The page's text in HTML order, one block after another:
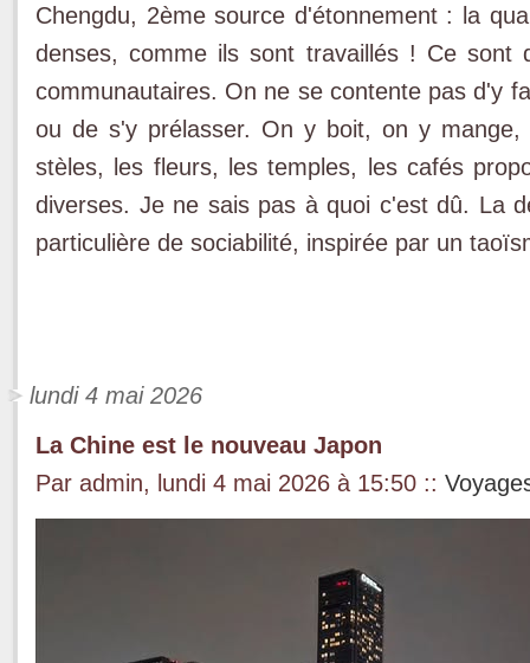
Chengdu, 2ème source d'étonnement : la
denses, comme ils sont travaillés ! Ce sont
communautaires. On ne se contente pas d'y
ou de s'y prélasser. On y boit, on y
stèles, les fleurs, les temples, les cafés
diverses. Je ne sais pas à quoi c'est dû. La
particulière de sociabilité, inspirée par un
lundi 4 mai 2026
La Chine est le nouveau Japon
Par admin, lundi 4 mai 2026 à 15:50 ::